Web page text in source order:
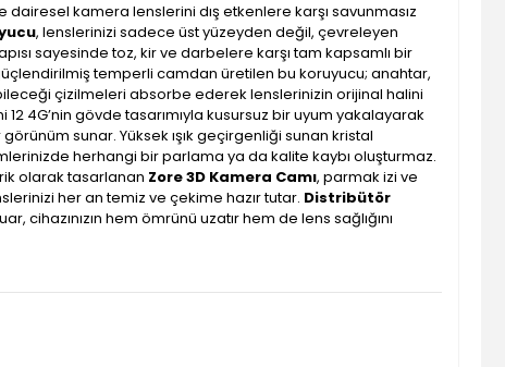
dairesel kamera lenslerini dış etkenlere karşı savunmasız
, lenslerinizi sadece üst yüzeyden değil, çevreleyen
sayesinde toz, kir ve darbelere karşı tam kapsamlı bir
temperli camdan üretilen bu koruyucu; anahtar,
çizilmeleri absorbe ederek lenslerinizin orijinal halini
12 4G’nin gövde tasarımıyla kusursuz bir uyum yakalayarak
sunar. Yüksek ışık geçirgenliği sunan kristal
herhangi bir parlama ya da kalite kaybı oluşturmaz.
olarak tasarlanan Zore 3D Kamera Camı, parmak izi ve
her an temiz ve çekime hazır tutar. Distribütör
cihazınızın hem ömrünü uzatır hem de lens sağlığını